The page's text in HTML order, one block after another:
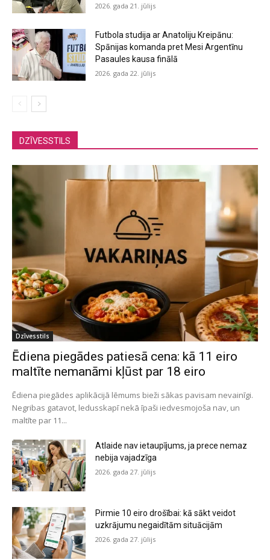
2026. gada 21. jūlijs
Futbola studija ar Anatoliju Kreipānu:
Spānijas komanda pret Mesi Argentīnu
Pasaules kausa finālā
2026. gada 22. jūlijs
DZĪVESSTILS
Dzīvesstils
Ēdiena piegādes patiesā cena: kā 11 eiro
maltīte nemanāmi kļūst par 18 eiro
Ēdiena piegādes aplikācijā lēmums bieži sākas pavisam nevainīgi.
Negribas gatavot, ledusskapī nekā īpaši iedvesmojoša nav, un
maltīte par 11...
Atlaide nav ietaupījums, ja prece nemaz
nebija vajadzīga
2026. gada 27. jūlijs
Pirmie 10 eiro drošībai: kā sākt veidot
uzkrājumu negaidītām situācijām
2026. gada 27. jūlijs